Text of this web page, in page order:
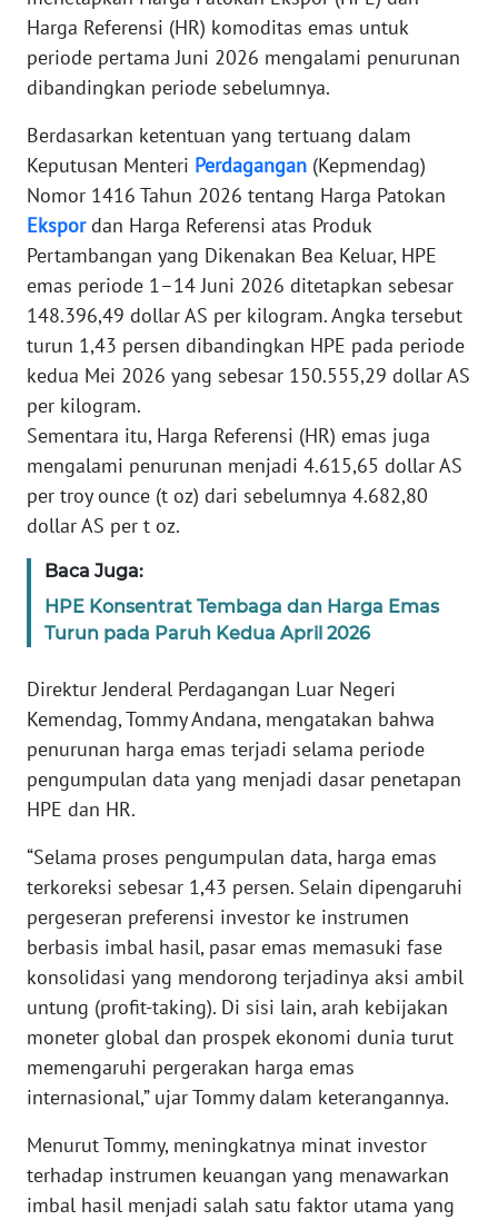
Harga Referensi (HR) komoditas emas untuk
periode pertama Juni 2026 mengalami penurunan
dibandingkan periode sebelumnya.
Berdasarkan ketentuan yang tertuang dalam
Keputusan Menteri Perdagangan (Kepmendag)
Nomor 1416 Tahun 2026 tentang Harga Patokan
Ekspordan Harga Referensi atas Produk
Pertambangan yang Dikenakan Bea Keluar, HPE
emas periode 1–14 Juni 2026 ditetapkan sebesar
148.396,49 dollar AS per kilogram. Angka tersebut
turun 1,43 persen dibandingkan HPE pada periode
kedua Mei 2026 yang sebesar 150.555,29 dollar AS
per kilogram.
Sementara itu, Harga Referensi (HR) emas juga
mengalami penurunan menjadi 4.615,65 dollar AS
per troy ounce (t oz) dari sebelumnya 4.682,80
dollar AS per t oz.
Baca Juga:
HPE Konsentrat Tembaga dan Harga Emas
Turun pada Paruh Kedua April 2026
Direktur Jenderal Perdagangan Luar Negeri
Kemendag, Tommy Andana, mengatakan bahwa
penurunan harga emas terjadi selama periode
pengumpulan data yang menjadi dasar penetapan
HPE dan HR.
“Selama proses pengumpulan data, harga emas
terkoreksi sebesar 1,43 persen. Selain dipengaruhi
pergeseran preferensi investor ke instrumen
berbasis imbal hasil, pasar emas memasuki fase
konsolidasi yang mendorong terjadinya aksi ambil
untung (profit-taking). Di sisi lain, arah kebijakan
moneter global dan prospek ekonomi dunia turut
memengaruhi pergerakan harga emas
internasional,” ujar Tommy dalam keterangannya.
Menurut Tommy, meningkatnya minat investor
terhadap instrumen keuangan yang menawarkan
imbal hasil menjadi salah satu faktor utama yang
Informasi
INDEKS
BERITA
KONTAK
KAMI
INFO
IKLAN
TENTANG
KAMI
PEDOMAN
MEDIA
SIBER
REDAKSI
DISCLAIMER
News
Regional
SUMUT
WN
WN
JABAR
WN
BANTEN
WN
WN
KEPRI